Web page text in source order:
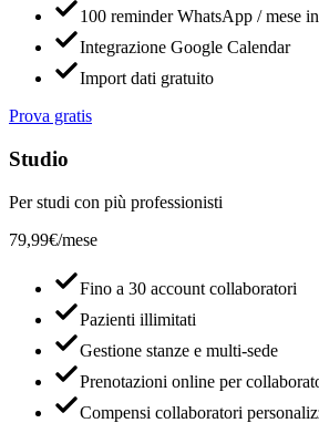
100 reminder WhatsApp / mese
Integrazione Google Calendar
Import dati gratuito
Prova gratis
Studio
Per studi con più professionisti
79,99€/mese
Fino a 30 account collaboratori
Pazienti illimitati
Gestione stanze e multi-sede
Prenotazioni online per
Compensi collaboratori